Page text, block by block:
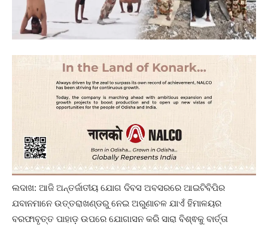
ଲଦାଖ: ଆଜି ଅନ୍ତର୍ଜାତୀୟ ଯୋଗ ଦିବସ ଅବସରରେ ଆଇଟିବିପିର
ଯବାନମାନେ ଉତ୍ତରାଖଣ୍ଡରୁ ନେଇ ଅରୁଣାଚଳ ଯାଏଁ ହିମାଳୟର
ବରଫାବୃତ୍ତ ପାହାଡ଼ ଉପରେ ଯୋଗାସନ କରି ସାରା ବିଶ୍ଵକୁ ବାର୍ତ୍ତା